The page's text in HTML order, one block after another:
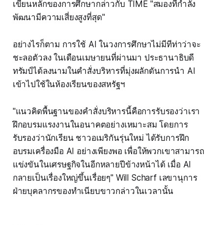
เขียนหลักของการศึกษากล่าวกับ TIME "สมองที่กำลัง
พัฒนามีความเสี่ยงสูงที่สุด"
อย่างไรก็ตาม การใช้ AI ในวงการศึกษาไม่มีทีท่าว่าจะ
ชะลอตัวลง ในเดือนเมษายนที่ผ่านมา ประธานาธิบดี
ทรัมป์ได้ลงนามในคำสั่งบริหารที่มุ่งผลักดันการนำ AI
เข้าไปใช้ในห้องเรียนของสหรัฐฯ
"แนวคิดพื้นฐานของคำสั่งบริหารนี้คือการรับรองว่าเรา
ฝึกอบรมแรงงานในอนาคตอย่างเหมาะสม โดยการ
รับรองว่านักเรียน ชาวอเมริกันรุ่นใหม่ ได้รับการฝึก
อบรมเครื่องมือ AI อย่างเพียงพอ เพื่อให้พวกเขาสามารถ
แข่งขันในเศรษฐกิจในอีกหลายปีข้างหน้าได้ เมื่อ AI
กลายเป็นเรื่องใหญ่ขึ้นเรื่อยๆ" Will Scharf เลขานุการ
ฝ่ายบุคลากรของทำเนียบขาวกล่าวในเวลานั้น